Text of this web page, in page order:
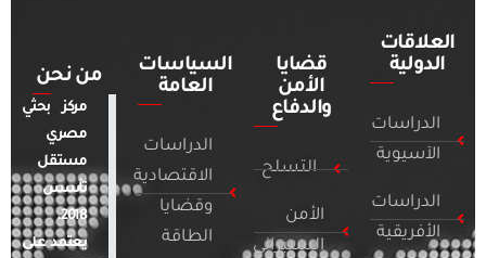
العلاقات
الدولية
الدراسات
الآسيوية
الدراسات
الأفريقية
قضايا
الأمن
والدفاع
التسلح
الأمن
السيبراني
السياسات
العامة
الدراسات
الاقتصادية
وقضايا
الطاقة
من نحن
مركز بحثي
مصري
مستقل
تأسس
2018.
يعتمد على